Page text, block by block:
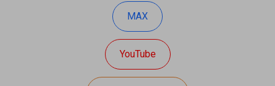
MAX
YouTube